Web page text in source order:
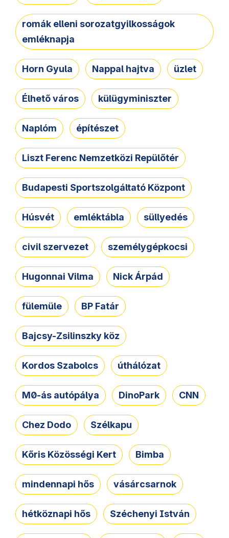
romák elleni sorozatgyilkosságok
emléknapja
Horn Gyula Nappal hajtva üzlet
Élhető város külügyminiszter
Naplóm építészet
Liszt Ferenc Nemzetközi Repülőtér
Budapesti Sportszolgáltató Központ
Húsvét emléktábla süllyedés
civil szervezet személygépkocsi
Hugonnai Vilma Nick Árpád
fülemüle BP Fatár
Bajcsy-Zsilinszky köz
Kordos Szabolcs úthálózat
M0-ás autópálya DinoPark CNN
Chez Dodo Szélkapu
Kőris Közösségi Kert Bimba
mindennapi hős vásárcsarnok
hétköznapi hős Széchenyi István